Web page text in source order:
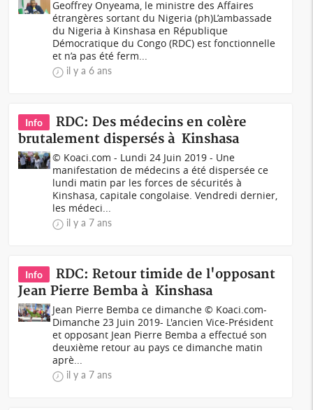
Geoffrey Onyeama, le ministre des Affaires
étrangères sortant du Nigeria (ph)L’ambassade
du Nigeria à Kinshasa en République
Démocratique du Congo (RDC) est fonctionnelle
et n’a pas été ferm...
il y a 6 ans
Info
RDC: Des médecins en colère
brutalement dispersés à Kinshasa
© Koaci.com - Lundi 24 Juin 2019 - Une
manifestation de médecins a été dispersée ce
lundi matin par les forces de sécurités à
Kinshasa, capitale congolaise. Vendredi dernier,
les médeci...
il y a 7 ans
Info
RDC: Retour timide de l'opposant
Jean Pierre Bemba à Kinshasa
Jean Pierre Bemba ce dimanche © Koaci.com-
Dimanche 23 Juin 2019- L'ancien Vice-Président
et opposant Jean Pierre Bemba a effectué son
deuxième retour au pays ce dimanche matin
aprè...
il y a 7 ans